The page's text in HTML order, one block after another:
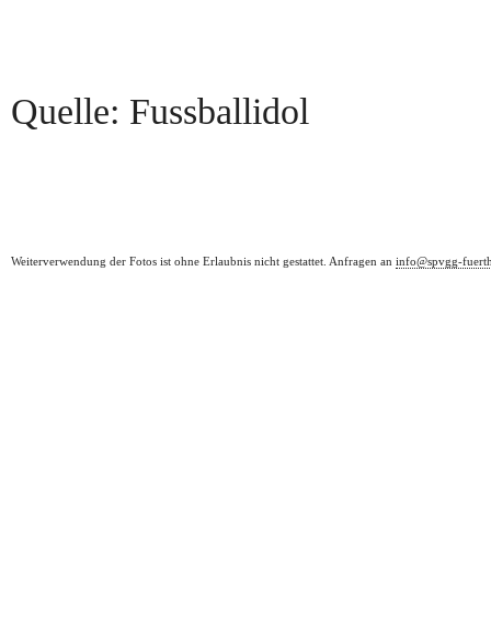
Quelle: Fussballidol
Weiterverwendung der Fotos ist ohne Erlaubnis nicht gestattet. Anfragen an info@spvgg-